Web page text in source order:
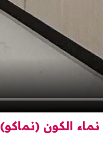
نماء الكون (نماكو)